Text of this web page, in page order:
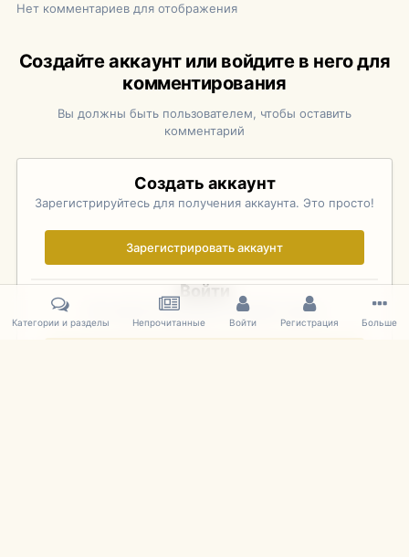
Нет комментариев для отображения
Создайте аккаунт или войдите в него для
комментирования
Вы должны быть пользователем, чтобы оставить
комментарий
Создать аккаунт
Зарегистрируйтесь для получения аккаунта. Это просто!
Зарегистрировать аккаунт
Войти
Уже зарегистрированы? Войдите здесь.
Категории и разделы Непрочитанные Войти Регистрация Больше